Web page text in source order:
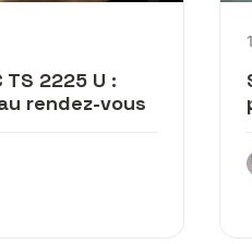
2225 U :
rendez-vous